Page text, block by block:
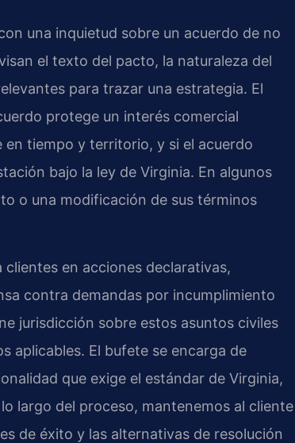
una inquietud sobre un acuerdo de no
el texto del pacto, la naturaleza del
para trazar una estrategia. El
protege un interés comercial
tiempo y territorio, y si el acuerdo
bajo la ley de Virginia. En algunos
o una modificación de sus términos
en acciones declarativas,
contra demandas por incumplimiento
jurisdicción sobre estos asuntos civiles
aplicables. El bufete se encarga de
que exige el estándar de Virginia,
largo del proceso, mantenemos al cliente
de éxito y las alternativas de resolución